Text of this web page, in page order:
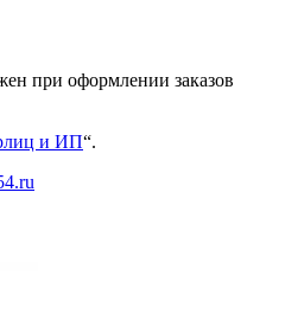
при оформлении заказов
и ИП“.